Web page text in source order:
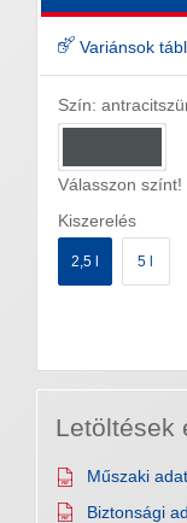
Variánsok
Szín:
Válasszon színt!
Kiszerelés
2,5 l 5 l
Letöltések
Műszaki
Biztonsági